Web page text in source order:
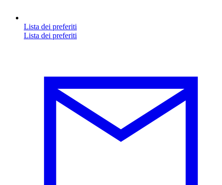
Lista dei preferiti